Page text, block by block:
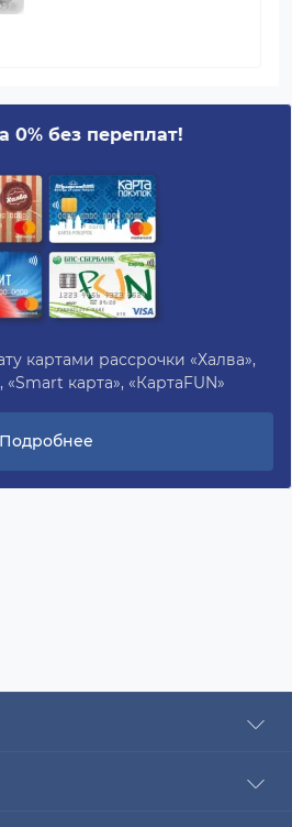
0% без переплат!
картами рассрочки «Халва»,
«Smart карта», «КартаFUN»
Подробнее